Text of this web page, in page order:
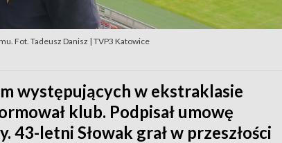
Fot. Tadeusz Danisz | TVP3 Katowice
występujących w ekstraklasie
klub. Podpisał umowę
43-letni Słowak grał w przeszłości